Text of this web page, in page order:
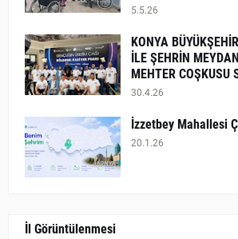
5.5.26
KONYA
İLE ŞEHRİN
MEHTER COŞKUSU
30.4.26
İzzetbey Mahallesi
20.1.26
İl Görüntülenmesi